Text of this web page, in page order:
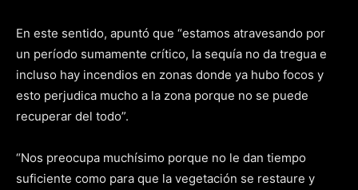
En este sentido, apuntó que “estamos atravesando por
un período sumamente crítico, la sequía no da tregua e
incluso hay incendios en zonas donde ya hubo focos y
esto perjudica mucho a la zona porque no se puede
recuperar del todo”.
“Nos preocupa muchísimo porque no le dan tiempo
suficiente como para que la vegetación se restaure y